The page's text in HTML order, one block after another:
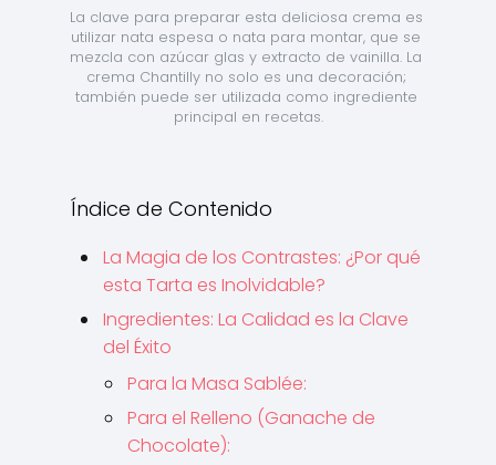
La clave para preparar esta deliciosa crema es
utilizar nata espesa o nata para montar, que se
mezcla con azúcar glas y extracto de vainilla. La
crema Chantilly no solo es una decoración;
también puede ser utilizada como ingrediente
principal en recetas.
Índice de Contenido
La Magia de los Contrastes: ¿Por qué
esta Tarta es Inolvidable?
Ingredientes: La Calidad es la Clave
del Éxito
Para la Masa Sablée:
Para el Relleno (Ganache de
Chocolate):